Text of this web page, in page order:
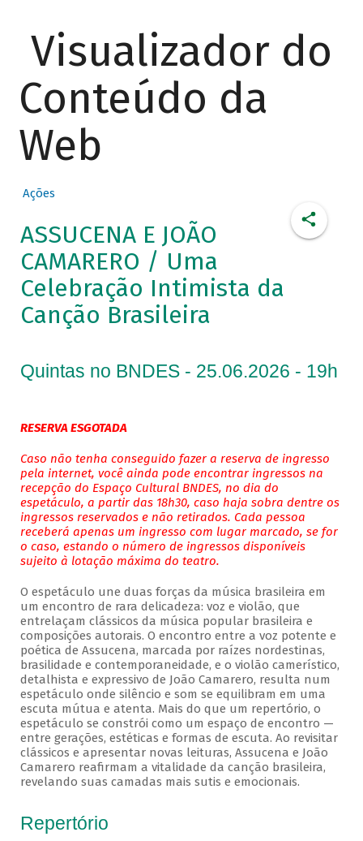
Visualizador do
Conteúdo da
Web
Ações
ASSUCENA E JOÃO
CAMARERO / Uma
Celebração Intimista da
Canção Brasileira
Quintas no BNDES - 25.06.2026 - 19h
RESERVA ESGOTADA
Caso não tenha conseguido fazer a reserva de ingresso
pela internet, você ainda pode encontrar ingressos na
recepção do Espaço Cultural BNDES, no dia do
espetáculo, a partir das 18h30, caso haja sobra dentre os
ingressos reservados e não retirados. Cada pessoa
receberá apenas um ingresso com lugar marcado, se for
o caso, estando o número de ingressos disponíveis
sujeito à lotação máxima do teatro.
O espetáculo une duas forças da música brasileira em
um encontro de rara delicadeza: voz e violão, que
entrelaçam clássicos da música popular brasileira e
composições autorais. O encontro entre a voz potente e
poética de Assucena, marcada por raízes nordestinas,
brasilidade e contemporaneidade, e o violão camerístico,
detalhista e expressivo de João Camarero, resulta num
espetáculo onde silêncio e som se equilibram em uma
escuta mútua e atenta. Mais do que um repertório, o
espetáculo se constrói como um espaço de encontro —
entre gerações, estéticas e formas de escuta. Ao revisitar
clássicos e apresentar novas leituras, Assucena e João
Camarero reafirmam a vitalidade da canção brasileira,
revelando suas camadas mais sutis e emocionais.
Repertório